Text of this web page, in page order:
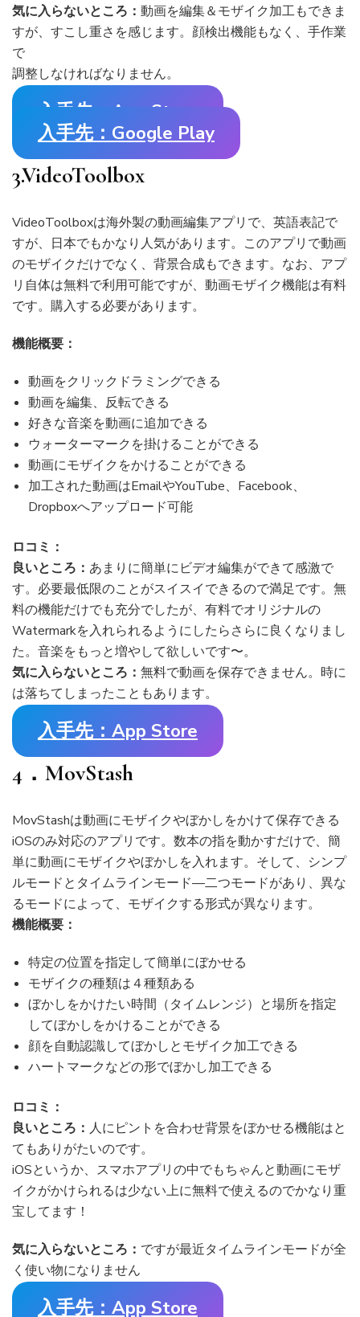
気に入らないところ： 動画を編集＆モザイク加工もできま
すが、すこし重さを感じます。顔検出機能もなく、手作業
で
調整しなければなりません。
入手先：App Store
入手先：Google Play
3.VideoToolbox
VideoToolboxは海外製の動画編集アプリで、英語表記で
すが、日本でもかなり人気があります。このアプリで動画
のモザイクだけでなく、背景合成もできます。なお、アプ
リ自体は無料で利用可能ですが、動画モザイク機能は有料
です。購入する必要があります。
機能概要：
動画をクリックドラミングできる
動画を編集、反転できる
好きな音楽を動画に追加できる
ウォーターマークを掛けることができる
動画にモザイクをかけることができる
加工された動画はEmailやYouTube、Facebook、
Dropboxへアップロード可能
ロコミ：
良いところ： あまりに簡単にビデオ編集ができて感激で
す。必要最低限のことがスイスイできるので満足です。無
料の機能だけでも充分でしたが、有料でオリジナルの
Watermarkを入れられるようにしたらさらに良くなりまし
た。音楽をもっと増やして欲しいです〜。
気に入らないところ： 無料で動画を保存できません。時に
は落ちてしまったこともあります。
入手先：App Store
4．MovStash
MovStashは動画にモザイクやぼかしをかけて保存できる
iOSのみ対応のアプリです。数本の指を動かすだけで、簡
単に動画にモザイクやぼかしを入れます。そして、シンプ
ルモードとタイムラインモード—二つモードがあり、異な
るモードによって、モザイクする形式が異なります。
機能概要：
特定の位置を指定して簡単にぼかせる
モザイクの種類は４種類ある
ぼかしをかけたい時間（タイムレンジ）と場所を指定
してぼかしをかけることができる
顔を自動認識してぼかしとモザイク加工できる
ハートマークなどの形でぼかし加工できる
ロコミ：
良いところ： 人にピントを合わせ背景をぼかせる機能はと
てもありがたいのです。
iOSというか、スマホアプリの中でもちゃんと動画にモザ
イクがかけられるは少ない上に無料で使えるのでかなり重
宝してます！
気に入らないところ： ですが最近タイムラインモードが全
く使い物になりません
入手先：App Store